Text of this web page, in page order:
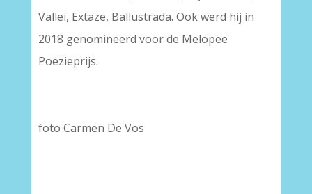
Vallei, Extaze, Ballustrada. Ook werd hij in
2018 genomineerd voor de Melopee
Poëzieprijs.
foto Carmen De Vos